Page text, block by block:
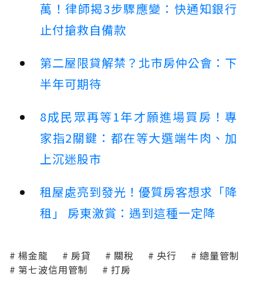
萬！律師揭3步驟應變：快通知銀行
止付搶救自備款
第二屋限貸解禁？北市房仲公會：下
半年可期待
8成民眾再等1年才願進場買房！專
家指2關鍵：都在等大選端牛肉、加
上沉迷股市
租屋處亮到發光！優質房客想求「降
租」 房東激賞：遇到這種一定降
楊金龍 房貸 關稅 央行
總量管制
第七波信用管制
打房